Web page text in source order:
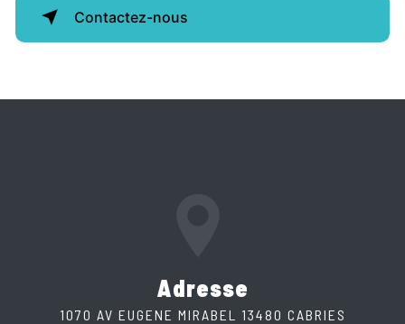
Contactez-nous
Adresse
1070 AV EUGENE MIRABEL 13480 CABRIES